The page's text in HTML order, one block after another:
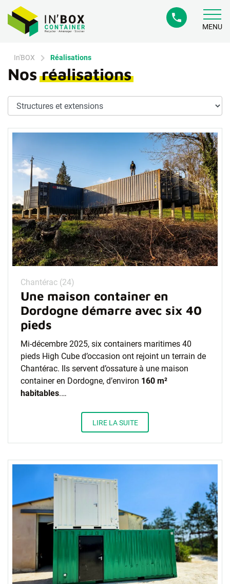
phone
MENU
In'BOX chevron_right Réalisations
Nosréalisations
Chantérac (24)
Une maison container en
Dordogne démarre avec six 40
pieds
Mi-décembre 2025, six containers maritimes 40
pieds High Cube d’occasion ont rejoint un terrain de
Chantérac. Ils servent d’ossature à une maison
container en Dordogne, d’environ 160 m²
habitables.…
LIRE LA SUITE